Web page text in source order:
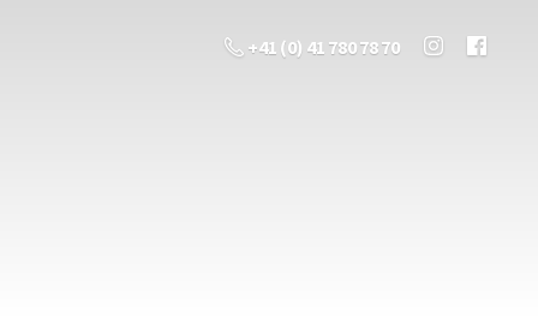
+41 (0) 41 780 78 70